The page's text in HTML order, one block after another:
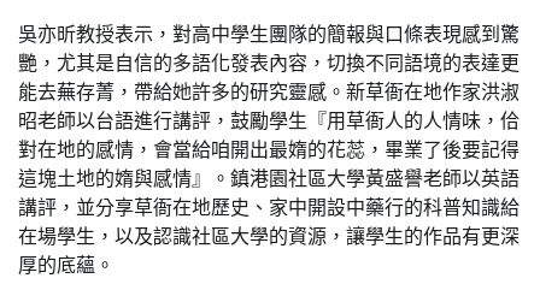
吳亦昕教授表示，對高中學生團隊的簡報與口條表現感到驚
艷，尤其是自信的多語化發表內容，切換不同語境的表達更
能去蕪存菁，帶給她許多的研究靈感。新草衙在地作家洪淑
昭老師以台語進行講評，鼓勵學生『用草衙人的人情味，佮
對在地的感情，會當給咱開出最媠的花蕊，畢業了後要記得
這塊土地的媠與感情』。鎮港園社區大學黃盛譽老師以英語
講評，並分享草衙在地歷史、家中開設中藥行的科普知識給
在場學生，以及認識社區大學的資源，讓學生的作品有更深
厚的底蘊。